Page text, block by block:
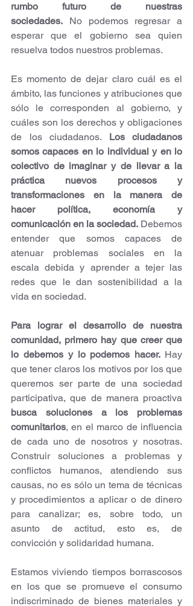
rumbo futuro de nuestras
sociedades. No podemos regresar a
esperar que el gobierno sea quien
resuelva todos nuestros problemas.
Es momento de dejar claro cuál es el
ámbito, las funciones y atribuciones que
sólo le corresponden al gobierno, y
cuáles son los derechos y obligaciones
de los ciudadanos. Los ciudadanos
somos capaces en lo individual y en lo
colectivo de imaginar y de llevar a la
práctica nuevos procesos y
transformaciones en la manera de
hacer política, economía y
comunicación en la sociedad. Debemos
entender que somos capaces de
atenuar problemas sociales en la
escala debida y aprender a tejer las
redes que le dan sostenibilidad a la
vida en sociedad.
Para lograr el desarrollo de nuestra
comunidad, primero hay que creer que
lo debemos y lo podemos hacer. Hay
que tener claros los motivos por los que
queremos ser parte de una sociedad
busca soluciones a los problemas
comunitarios, en el marco de influencia
de cada uno de nosotros y nosotras.
Construir soluciones a problemas y
conflictos humanos, atendiendo sus
causas, no es sólo un tema de técnicas
y procedimientos a aplicar o de dinero
para canalizar; es, sobre todo, un
asunto de actitud, esto es, de
convicción y solidaridad humana.
Estamos viviendo tiempos borrascosos
en los que se promueve el consumo
indiscriminado de bienes materiales y